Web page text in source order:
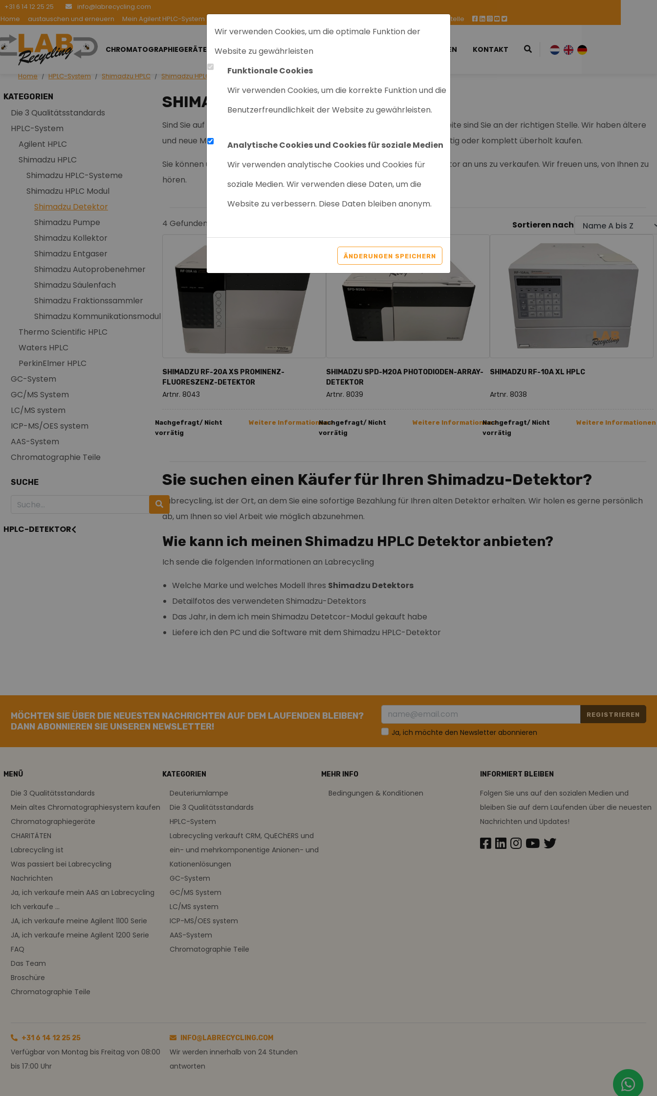
Wir verwenden Cookies, um die optimale Funktion der
Website zu gewährleisten
Funktionale Cookies
Wir verwenden Cookies, um die korrekte Funktion und die
Benutzerfreundlichkeit der Website zu gewährleisten.
Analytische Cookies und Cookies für soziale Medien
Wir verwenden analytische Cookies und Cookies für
soziale Medien. Wir verwenden diese Daten, um die
Website zu verbessern. Diese Daten bleiben anonym.
ÄNDERUNGEN SPEICHERN
+31 6 14 12 25 25
info@labrecycling.com
Home
austauschen und erneuern Mein Agilent HPLC-System bekommt ein zweites Leben Labrecycling Verkaufsstelle
CHROMATOGRAPHIEGERÄTE EINKAUF CHARITÄTEN MESSEN KONTAKT
Home HPLC-System Shimadzu HPLC Shimadzu HPLC Modul Shimadzu Detektor
SHIMADZU DETEKTOR
Sind Sie auf der Suche nach einem der Shimadzu-Detektoren? Auf dieser Seite sind Sie an der richtigen Stelle. Wir haben ältere
und neue Modelle zum Verkauf. Sie können es gebraucht und funktionstüchtig oder komplett überholt kaufen.
Sie können uns auch kontaktieren, um Ihren gebrauchten Shimadzu-Detektor an uns zu verkaufen. Wir freuen uns, von Ihnen zu
hören.
4 Gefundene Produkte Sortieren nach
SHIMADZU RF-20A XS PROMINENZ-
FLUORESZENZ-DETEKTOR
Artnr. 8043
Nachgefragt/ Nicht
vorrätig
Weitere Informationen >
SHIMADZU SPD-M20A PHOTODIODEN-ARRAY-
DETEKTOR
Artnr. 8039
Nachgefragt/ Nicht
vorrätig
Weitere Informationen >
SHIMADZU RF-10A XL HPLC
Artnr. 8038
Nachgefragt/ Nicht
vorrätig
Weitere Informationen
Sie suchen einen Käufer für Ihren Shimadzu-Detektor?
Labrecycling, ist der Ort, an dem Sie eine sofortige Bezahlung für Ihren alten Detektor erhalten. Wir holen es gerne persönlich
ab, um Ihnen so viel Arbeit wie möglich abzunehmen.
Wie kann ich meinen Shimadzu HPLC Detektor anbieten?
Ich sende die folgenden Informationen an Labrecycling
Welche Marke und welches Modell Ihres Shimadzu Detektors
Detailfotos des verwendeten Shimadzu-Detektors
Das Jahr, in dem ich mein Shimadzu Detetcor-Modul gekauft habe
Liefere ich den PC und die Software mit dem Shimadzu HPLC-Detektor
KATEGORIEN
Die 3 Qualitätsstandards
HPLC-System
Agilent HPLC
Shimadzu HPLC
Shimadzu HPLC-Systeme
Shimadzu HPLC Modul
Shimadzu Detektor
Shimadzu Pumpe
Shimadzu Kollektor
Shimadzu Entgaser
Shimadzu Autoprobenehmer
Shimadzu Säulenfach
Shimadzu Fraktionssammler
Shimadzu Kommunikationsmodul
Thermo Scientific HPLC
Waters HPLC
PerkinElmer HPLC
GC-System
GC/MS System
LC/MS system
ICP-MS/OES system
AAS-System
Chromatographie Teile
SUCHE
HPLC-DETEKTOR
MÖCHTEN SIE ÜBER DIE NEUESTEN NACHRICHTEN AUF DEM LAUFENDEN BLEIBEN?
DANN ABONNIEREN SIE UNSEREN NEWSLETTER!
REGISTRIEREN
Ja, ich möchte den Newsletter abonnieren
MENÜ
Die 3 Qualitätsstandards
Mein altes Chromatographiesystem kaufen
Chromatographiegeräte
CHARITÄTEN
Labrecycling ist
Was passiert bei Labrecycling
Nachrichten
Ja, ich verkaufe mein AAS an Labrecycling
Ich verkaufe ...
JA, ich verkaufe meine Agilent 1100 Serie
JA, ich verkaufe meine Agilent 1200 Serie
FAQ
Das Team
Broschüre
Chromatographie Teile
KATEGORIEN
Deuteriumlampe
Die 3 Qualitätsstandards
HPLC-System
Labrecycling verkauft CRM, QuEChERS und
ein- und mehrkomponentige Anionen- und
Kationenlösungen
GC-System
GC/MS System
LC/MS system
ICP-MS/OES system
AAS-System
Chromatographie Teile
MEHR INFO
Bedingungen & Konditionen
INFORMIERT BLEIBEN
Folgen Sie uns auf den sozialen Medien und
bleiben Sie auf dem Laufenden über die neuesten
Nachrichten und Updates!
+31 6 14 12 25 25
Verfügbar von Montag bis Freitag von 08:00
bis 17:00 Uhr
INFO@LABRECYCLING.COM
Wir werden innerhalb von 24 Stunden
antworten